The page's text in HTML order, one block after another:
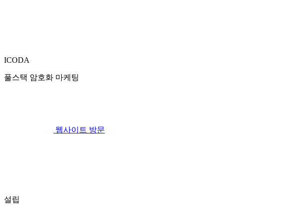
ICODA
풀스택 암호화 마케팅
웹사이트 방문
설립